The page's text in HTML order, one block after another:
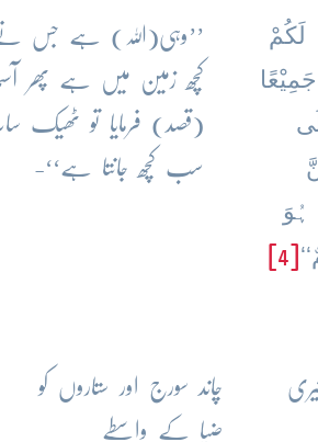
لَکُمْ
’’وہی(اللہ) ہے جس نے
کچھ زمین میں ہے پھر
(قصد) فرمایا تو ٹھیک
سب کچھ جانتا ہے‘‘-
چاند سورج اور ستاروں کو
ضیا کے واسطے